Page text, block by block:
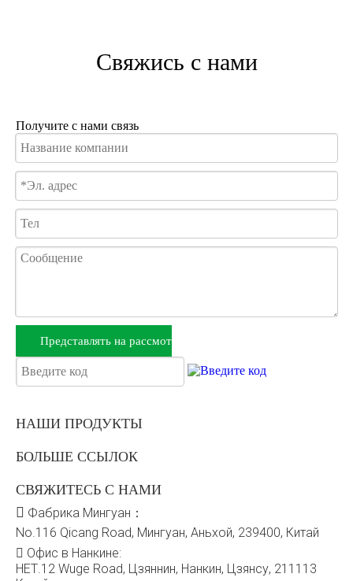
Свяжись с нами
Получите с нами связь
Представлять на рассмотрение
НАШИ ПРОДУКТЫ
БОЛЬШЕ ССЫЛОК
СВЯЖИТЕСЬ С НАМИ
 Фабрика Мингуан：
No.116 Qicang Road, Мингуан, Аньхой, 239400, Китай
 Офис в Нанкине:
НЕТ.12 Wuge Road, Цзяннин, Нанкин, Цзянсу, 211113